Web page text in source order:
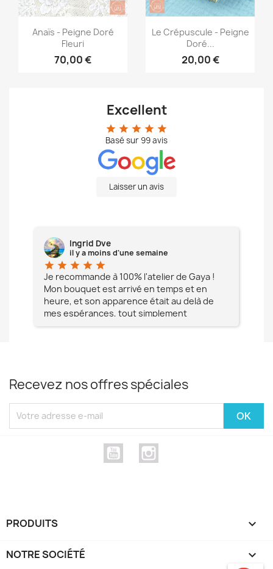
Aperçu rapide
Anaïs - Peigne Doré
Fleuri
70,00 €
Aperçu rapide
Le Crépuscule - Peigne
Doré...
20,00 €
Excellent
star star star star star
Basé sur 99avis
Laisser un avis
Ingrid Dve
il y a moins d'une semaine
star star star star star
Je recommande à 100% l'atelier de Gaya !
Mon bouquet est arrivé en temps et en
heure, et son apparence était au delà de
mes espérances, tout simplement
Recevez nos offres spéciales
YouTube
PRODUITS 
NOTRE SOCIÉTÉ 